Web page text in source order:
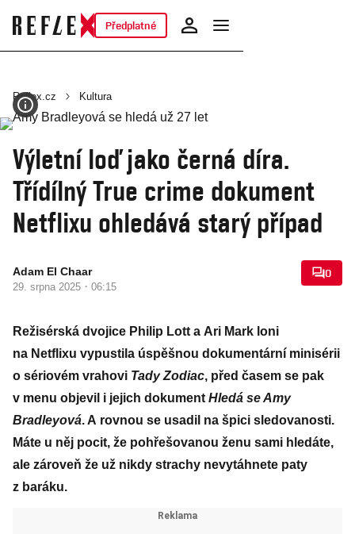
Předplatné
Reflex.cz Kultura
Výletní loď jako černá díra.
Třídílný True crime dokument
Netflixu ohledává starý případ
Adam El Chaar
29. srpna 2025 · 06:15
0
Režisérská dvojice Philip Lott a Ari Mark loni
na Netflixu vypustila úspěšnou dokumentární minisérii
o sériovém vrahovi Tady Zodiac, před časem se pak
v menu objevil i jejich dokument Hledá se Amy
Bradleyová. A rovnou se usadil na špici sledovanosti.
Máte u něj pocit, že pohřešovanou ženu sami hledáte,
ale zároveň že už nikdy strachy nevytáhnete paty
z baráku.